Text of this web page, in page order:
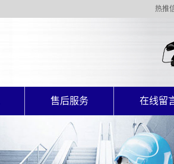
热推
售后服务
售后服务
在线留